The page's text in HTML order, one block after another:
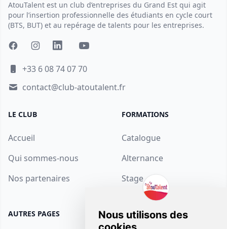
AtouTalent est un club d’entreprises du Grand Est qui agit
pour l’insertion professionnelle des étudiants en cycle court
(BTS, BUT) et au repérage de talents pour les entreprises.
+33 6 08 74 07 70
contact@club-atoutalent.fr
LE CLUB
Accueil
Qui sommes-nous
Nos partenaires
FORMATIONS
Catalogue
Alternance
Stage
AUTRES PAGES SUPPORT